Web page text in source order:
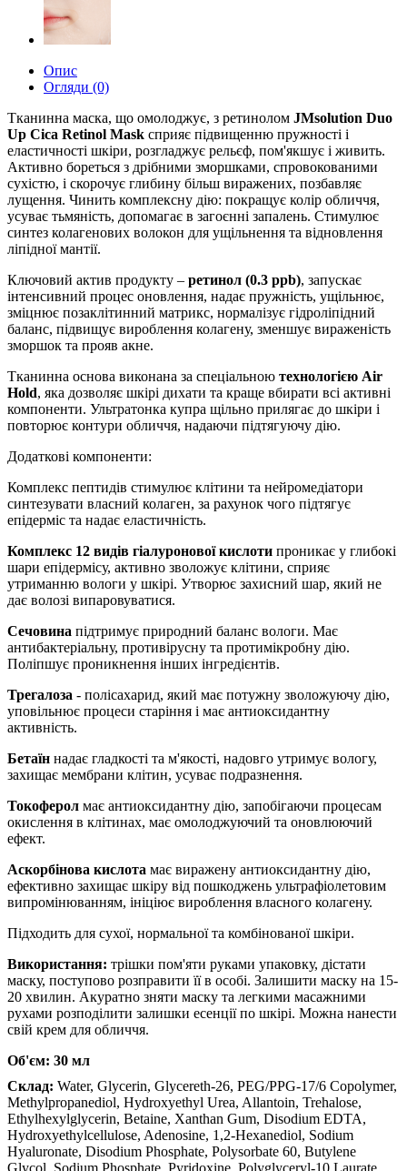
Опис
Огляди (0)
Тканинна маска, що омолоджує, з ретинолом JMsolution Duo
Up Cica Retinol Mask сприяє підвищенню пружності і
еластичності шкіри, розгладжує рельєф, пом'якшує і живить.
Активно бореться з дрібними зморшками, спровокованими
сухістю, і скорочує глибину більш виражених, позбавляє
лущення. Чинить комплексну дію: покращує колір обличчя,
усуває тьмяність, допомагає в загоєнні запалень. Стимулює
синтез колагенових волокон для ущільнення та відновлення
ліпідної мантії.
Ключовий актив продукту – ретинол (0.3 ppb), запускає
інтенсивний процес оновлення, надає пружність, ущільнює,
зміцнює позаклітинний матрикс, нормалізує гідроліпідний
баланс, підвищує вироблення колагену, зменшує вираженість
зморшок та прояв акне.
Тканинна основа виконана за спеціальною технологією Air
Hold, яка дозволяє шкірі дихати та краще вбирати всі активні
компоненти. Ультратонка купра щільно прилягає до шкіри і
повторює контури обличчя, надаючи підтягуючу дію.
Додаткові компоненти:
Комплекс пептидів стимулює клітини та нейромедіатори
синтезувати власний колаген, за рахунок чого підтягує
епідерміс та надає еластичність.
Комплекс 12 видів гіалуронової кислоти проникає у глибокі
шари епідермісу, активно зволожує клітини, сприяє
утриманню вологи у шкірі. Утворює захисний шар, який не
дає волозі випаровуватися.
Сечовина підтримує природний баланс вологи. Має
антибактеріальну, противірусну та протимікробну дію.
Поліпшує проникнення інших інгредієнтів.
Трегалоза - полісахарид, який має потужну зволожуючу дію,
уповільнює процеси старіння і має антиоксидантну
активність.
Бетаїн надає гладкості та м'якості, надовго утримує вологу,
захищає мембрани клітин, усуває подразнення.
Токоферол має антиоксидантну дію, запобігаючи процесам
окислення в клітинах, має омолоджуючий та оновлюючий
ефект.
Аскорбінова кислота має виражену антиоксидантну дію,
ефективно захищає шкіру від пошкоджень ультрафіолетовим
випромінюванням, ініціює вироблення власного колагену.
Підходить для сухої, нормальної та комбінованої шкіри.
Використання: трішки пом'яти руками упаковку, дістати
маску, поступово розправити її в особі. Залишити маску на 15-
20 хвилин. Акуратно зняти маску та легкими масажними
рухами розподілити залишки есенції по шкірі. Можна нанести
свій крем для обличчя.
Об'єм: 30 мл
Склад: Water, Glycerin, Glycereth-26, PEG/PPG-17/6 Copolymer,
Methylpropanediol, Hydroxyethyl Urea, Allantoin, Trehalose,
Ethylhexylglycerin, Betaine, Xanthan Gum, Disodium EDTA,
Hydroxyethylcellulose, Adenosine, 1,2-Hexanediol, Sodium
Hyaluronate, Disodium Phosphate, Polysorbate 60, Butylene
Glycol, Sodium Phosphate, Pyridoxine, Polyglyceryl-10 Laurate,